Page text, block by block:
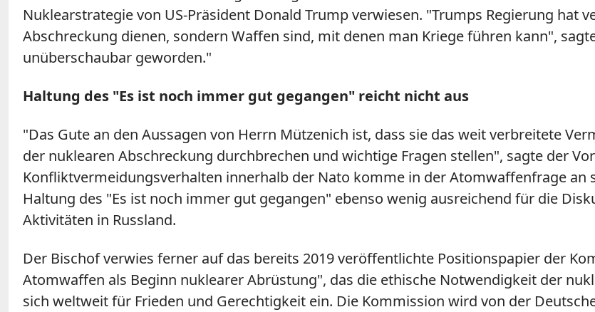
Nuklearstrategie von US-Präsident Donald Trump verwiesen. "Trumps Regierung hat
Abschreckung dienen, sondern Waffen sind, mit denen man Kriege führen kann",
unüberschaubar geworden."
Haltung des "Es ist noch immer gut gegangen" reicht nicht aus
"Das Gute an den Aussagen von Herrn Mützenich ist, dass sie das weit verbreitete
der nuklearen Abschreckung durchbrechen und wichtige Fragen stellen", sagte der
Konfliktvermeidungsverhalten innerhalb der Nato komme in der Atomwaffenfrage an
Haltung des "Es ist noch immer gut gegangen" ebenso wenig ausreichend für die
Aktivitäten in Russland.
Der Bischof verwies ferner auf das bereits 2019 veröffentlichte Positionspapier der
Atomwaffen als Beginn nuklearer Abrüstung", das die ethische Notwendigkeit der
sich weltweit für Frieden und Gerechtigkeit ein. Die Kommission wird von der